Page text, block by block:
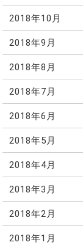
2018年10月
2018年9月
2018年8月
2018年7月
2018年6月
2018年5月
2018年4月
2018年3月
2018年2月
2018年1月